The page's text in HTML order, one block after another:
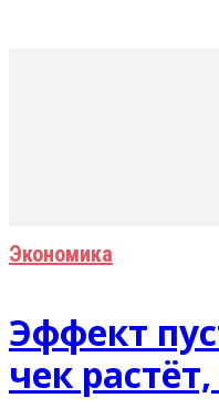
Экономика
Эффект
чек